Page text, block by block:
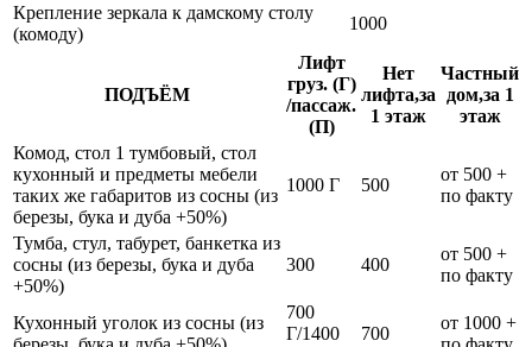
Крепление зеркала к дамскому столу
(комоду)
1000
ПОДЪЁМ
Лифт
груз. (Г)
/пассаж.
(П)
Нет
лифта,за
1 этаж
Частный
дом,за 1
этаж
Комод, стол 1 тумбовый, стол
кухонный и предметы мебели
таких же габаритов из сосны (из
березы, бука и дуба +50%)
1000 Г 500
от 500 +
по факту
Тумба, стул, табурет, банкетка из
сосны (из березы, бука и дуба
+50%)
300 400
от 500 +
по факту
Кухонный уголок из сосны (из
700
Г/1400
700
от 1000 +